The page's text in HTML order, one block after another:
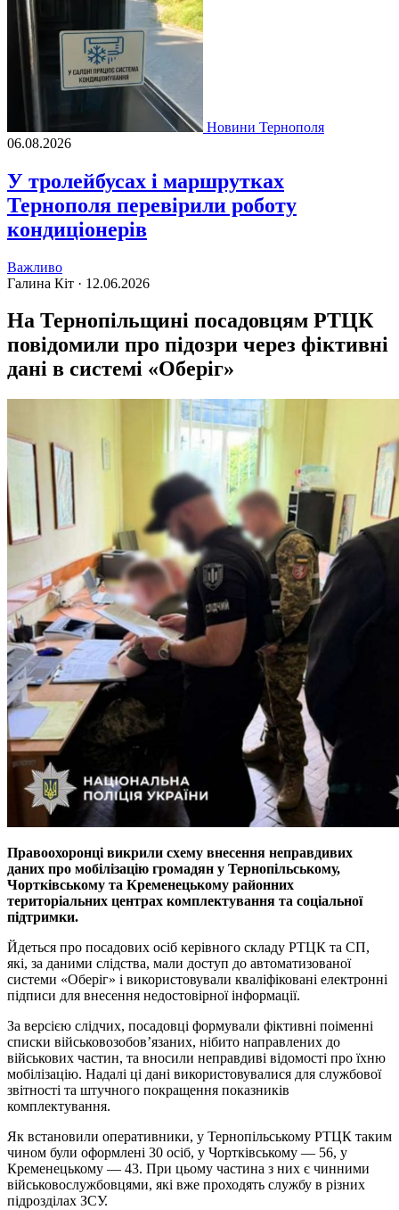
Новини Тернополя
06.08.2026
У тролейбусах і маршрутках
Тернополя перевірили роботу
кондиціонерів
Важливо
Галина Кіт · 12.06.2026
На Тернопільщині посадовцям РТЦК
повідомили про підозри через фіктивні
дані в системі «Оберіг»
Правоохоронці викрили схему внесення неправдивих
даних про мобілізацію громадян у Тернопільському,
Чортківському та Кременецькому районних
територіальних центрах комплектування та соціальної
підтримки.
Йдеться про посадових осіб керівного складу РТЦК та СП,
які, за даними слідства, мали доступ до автоматизованої
системи «Оберіг» і використовували кваліфіковані електронні
підписи для внесення недостовірної інформації.
За версією слідчих, посадовці формували фіктивні поіменні
списки військовозобов’язаних, нібито направлених до
військових частин, та вносили неправдиві відомості про їхню
мобілізацію. Надалі ці дані використовувалися для службової
звітності та штучного покращення показників
комплектування.
Як встановили оперативники, у Тернопільському РТЦК таким
чином були оформлені 30 осіб, у Чортківському — 56, у
Кременецькому — 43. При цьому частина з них є чинними
військовослужбовцями, які вже проходять службу в різних
підрозділах ЗСУ.